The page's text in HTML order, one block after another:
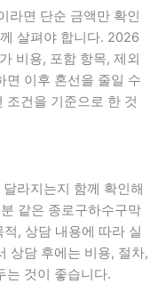
라면 단순 금액만 확인
살펴야 합니다. 2026
비용, 포함 항목, 제외
면 이후 혼선을 줄일 수
조건을 기준으로 한 것
라지는지 함께 확인해
같은 종로구하수구막
, 상담 내용에 따라 실
상담 후에는 비용, 절차,
는 것이 좋습니다.